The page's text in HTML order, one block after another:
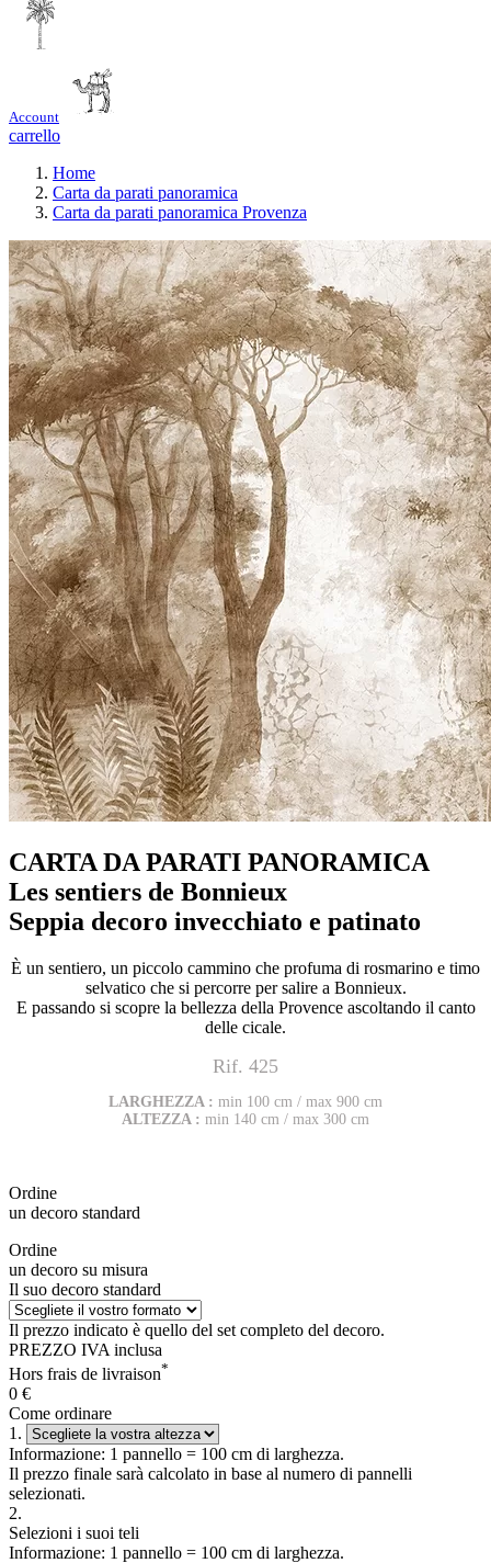
Account
carrello
Home
Carta da parati panoramica
Carta da parati panoramica Provenza
CARTA DA PARATI PANORAMICA
Les sentiers de Bonnieux
Seppia decoro invecchiato e patinato
È un sentiero, un piccolo cammino che profuma di rosmarino e timo
selvatico che si percorre per salire a Bonnieux.
E passando si scopre la bellezza della Provence ascoltando il canto
delle cicale.
Rif. 425
LARGHEZZA : min 100 cm / max 900 cm
ALTEZZA : min 140 cm / max 300 cm
Ordine
un decoro standard
Ordine
un decoro su misura
Il suo decoro standard
Il prezzo indicato è quello del set completo del decoro.
PREZZO IVA inclusa
Hors frais de livraison*
0 €
Come ordinare
1.
Informazione: 1 pannello = 100 cm di larghezza.
Il prezzo finale sarà calcolato in base al numero di pannelli
selezionati.
2.
Selezioni i suoi teli
Informazione: 1 pannello = 100 cm di larghezza.